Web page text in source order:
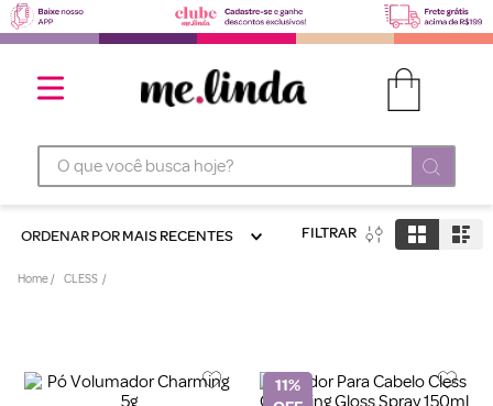
O que você busca hoje?
ORDENAR PORMAIS RECENTES FILTRAR
CLESS
11%